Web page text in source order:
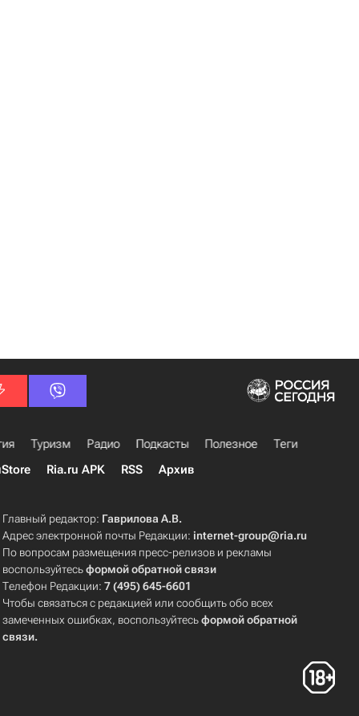
Туризм Радио Подкасты Полезное
Теги
Ria.ru APK RSS Архив
Главный редактор: Гаврилова А.В.
Адрес электронной почты Редакции:internet-group@ria.ru
По вопросам размещения пресс-релизов и рекламы
воспользуйтесьформой обратной связи
Телефон Редакции:7 (495) 645-6601
Чтобы связаться с редакцией или сообщить обо всех
замеченных ошибках, воспользуйтесьформой обратной
связи.